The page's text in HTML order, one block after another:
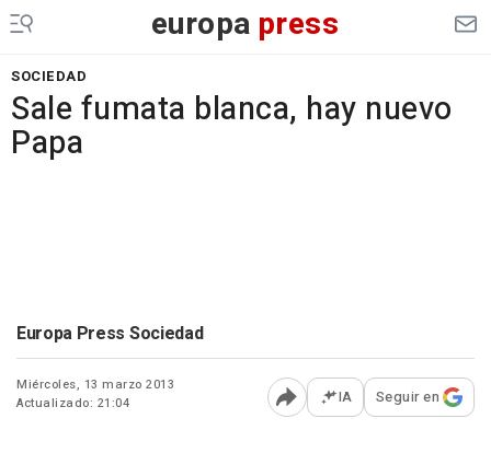
europa press
SOCIEDAD
Sale fumata blanca, hay nuevo
Papa
Europa Press Sociedad
Miércoles, 13 marzo 2013
Actualizado: 21:04
Abrir opciones para
IA Seguir en